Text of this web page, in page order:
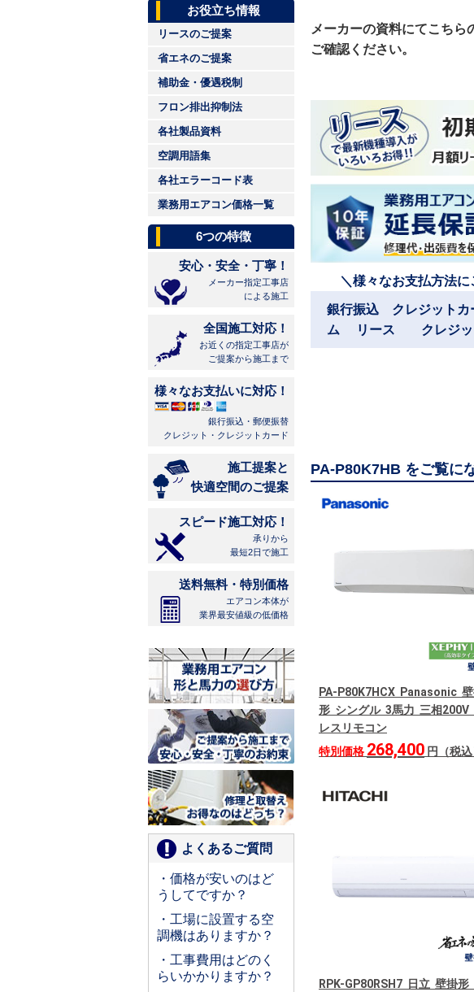
お役立ち情報
リースのご提案
省エネのご提案
補助金・優遇税制
フロン排出抑制法
各社製品資料
空調用語集
各社エラーコード表
業務用エアコン価格一覧
6つの特徴
安心・安全・丁寧！
メーカー指定工事店
による施工
全国施工対応！
お近くの指定工事店が
ご提案から施工まで
様々なお支払いに対応！
銀行振込・郵便振替
クレジット・クレジットカード
施工提案と
快適空間のご提案
スピード施工対応！
承りから
最短2日で施工
送料無料・特別価格
エアコン本体が
業界最安値級の低価格
よくあるご質問
・価格が安いのはど
うしてですか？
・工場に設置する空
調機はありますか？
・工事費用はどのく
らいかかりますか？
メーカーの資料にてこちら
ご確認ください。
＼様々なお支払方法
銀行振込 クレジット
ム リース クレジッ
PA-P80K7HB をご覧に
PA-P80K7HCX Panasonic
形 シングル 3馬力 三相200V
レスリモコン
特別価格 268,400 円（税込
RPK-GP80RSH7 日立 壁掛形